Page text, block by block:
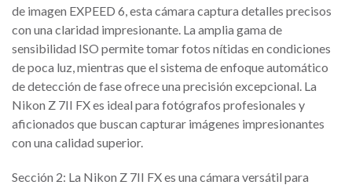
de imagen EXPEED 6, esta cámara captura detalles precisos
con una claridad impresionante. La amplia gama de
sensibilidad ISO permite tomar fotos nítidas en condiciones
de poca luz, mientras que el sistema de enfoque automático
de detección de fase ofrece una precisión excepcional. La
Nikon Z 7II FX es ideal para fotógrafos profesionales y
aficionados que buscan capturar imágenes impresionantes
con una calidad superior.
Sección 2: La Nikon Z 7II FX es una cámara versátil para